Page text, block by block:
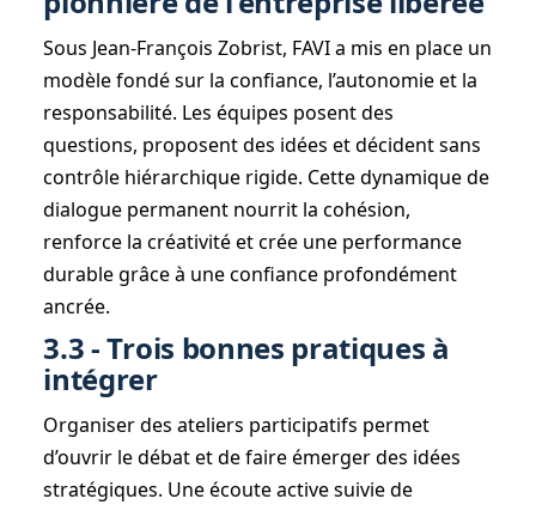
Sous Jean-François Zobrist, FAVI a mis en place un
modèle fondé sur la confiance, l’autonomie et la
responsabilité. Les équipes posent des
questions, proposent des idées et décident sans
contrôle hiérarchique rigide. Cette dynamique de
dialogue permanent nourrit la cohésion,
renforce la créativité et crée une performance
durable grâce à une confiance profondément
ancrée.
3.3 - Trois bonnes pratiques à
intégrer
Organiser des ateliers participatifs permet
d’ouvrir le débat et de faire émerger des idées
stratégiques. Une écoute active suivie de